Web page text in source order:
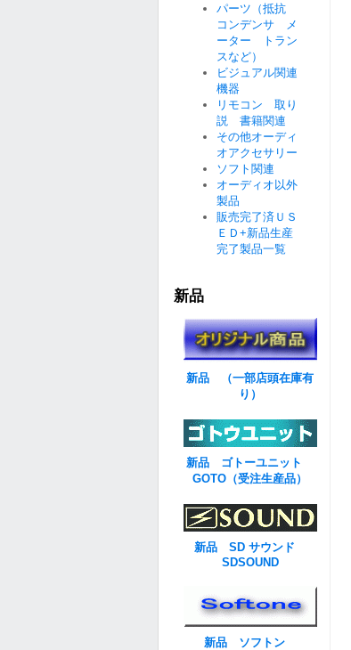
パーツ（抵抗
コンデンサ メ
ーター トラン
スなど）
ビジュアル関連
機器
リモコン 取り
説 書籍関連
その他オーディ
オアクセサリー
ソフト関連
オーディオ以外
製品
販売完了済ＵＳ
ＥＤ+新品生産
完了製品一覧
新品
新品 （一部店頭在庫有
り）
新品 ゴトーユニット
GOTO（受注生産品）
新品 SD サウンド
SDSOUND
新品 ソフトン